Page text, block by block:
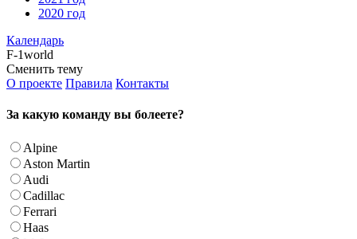
2020 год
Календарь
F-1world
Сменить тему
О проекте Правила Контакты
За какую команду вы болеете?
Alpine
Aston Martin
Audi
Cadillac
Ferrari
Haas